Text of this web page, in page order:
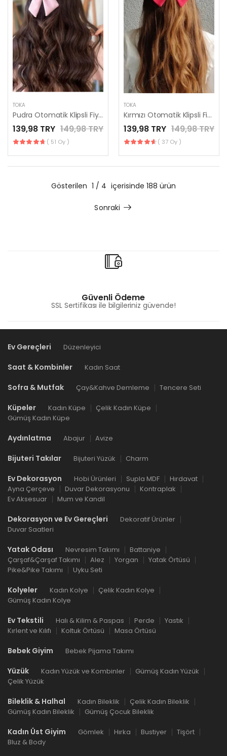
TOKA
Pudra Otomatik Klipsli Fiyonk Toka
139,98 TRY 149,98 TRY
( 51 Oy )
TOKA
Kırmızı Otomatik Klipsli Fiyonk Toka
139,98 TRY 149,98 TRY
( 37 Oy )
Gösterilen 1 / 4 içerisinde 188 ürün
Sonraki
Güvenli Ödeme
SSL Sertifikası ile bilgileriniz güvende!
Ev Gereçleri Düzenleyici
Saat & Kombinler Kadın Saat
Sofra & Mutfak Çay&Kahve Demleme Tencere Seti
Küpeler Kadın Küpe
Çelik Kadın Küpe
Gümüş Kadın Küpe
Aydınlatma Abajur Avize
Bijuteri Takılar Bijuteri Yüzük Charm
Ev Dekorasyon Hobi Ürünleri Supla MDF
Hırdavat
Ayna Çerçeve
Duvar Dekorasyonu
Kontraplak
Ev Aksesuar
Mum ve Kandil
Dekorasyon ve Ev Gereçleri
Dekoratif Ürünler
Duvar Saatleri
Yatak Odası Nevresim Takımı
Battaniye
Çarşaf&Çarşaf Takımı
Alez Yorgan
Yatak Örtüsü
Pike&Pike Takımı
Uyku Seti
Kolyeler Kadın Kolye
Çelik Kadın Kolye
Gümüş Kadın Kolye
Ev Tekstili Halı & Kilim & Paspas Perde
Yastık
Kırlent ve Kılıfı
Koltuk Örtüsü Masa Örtüsü
Bebek Giyim Bebek Pijama Takımı
Yüzük Kadın Yüzük ve Kombinler
Gümüş Kadın Yüzük
Çelik Yüzük
Bileklik & Halhal Kadın Bileklik
Çelik Kadın Bileklik
Gümüş Kadın Bileklik
Gümüş Çocuk Bileklik
Kadın Üst Giyim Gömlek Hırka Bustiyer
Tişört
Bluz & Body